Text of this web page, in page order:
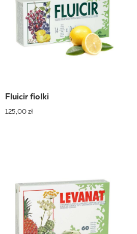
Fluicir fiolki
125,00 zł